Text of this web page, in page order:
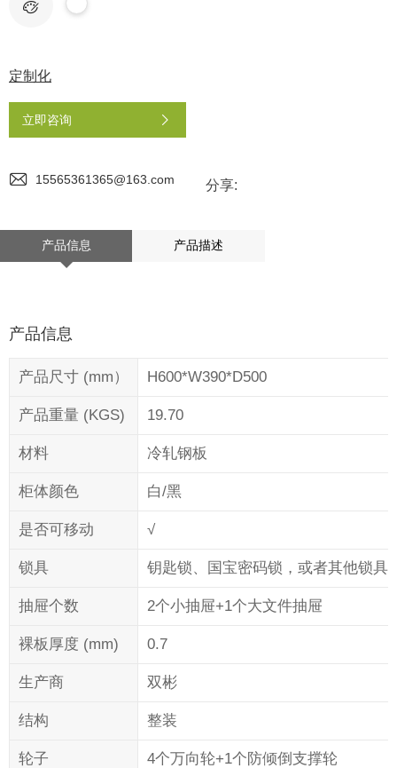
定制化
立即咨询
15565361365@163.com 分享:
产品信息 产品描述
产品信息
产品尺寸 (mm） H600*W390*D500
产品重量 (KGS) 19.70
材料 冷轧钢板
柜体颜色 白/黑
是否可移动 √
锁具 钥匙锁、国宝密码锁，或者其他锁具
抽屉个数 2个小抽屉+1个大文件抽屉
裸板厚度 (mm) 0.7
生产商 双彬
结构 整装
轮子 4个万向轮+1个防倾倒支撑轮